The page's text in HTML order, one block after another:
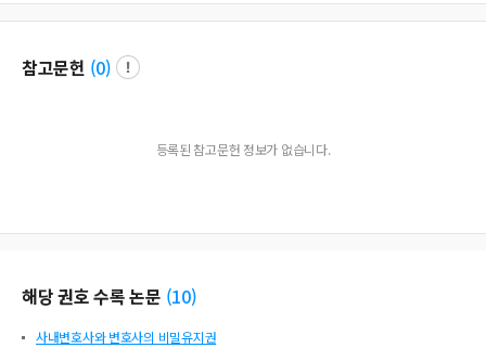
참고문헌 (0)
등록된 참고문헌 정보가 없습니다.
해당 권호 수록 논문 (10)
사내변호사와 변호사의 비밀유지권